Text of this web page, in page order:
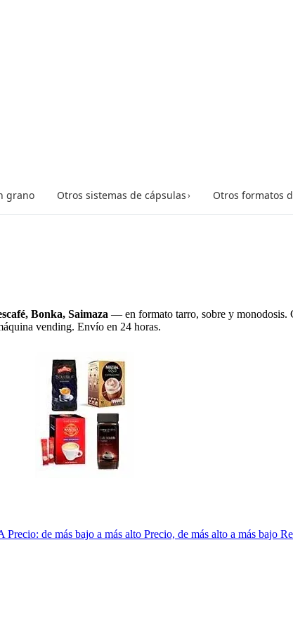
grano Otros sistemas de cápsulas› Otros formatos
Bonka, Saimaza — en formato tarro, sobre y monodosis.
vending. Envío en 24 horas.
Precio: de más bajo a más alto Precio, de más alto a más bajo